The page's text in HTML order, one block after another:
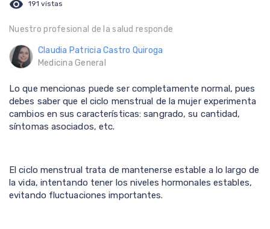
visibility 191 vistas
Nuestro profesional de la salud responde
Claudia Patricia Castro Quiroga
Medicina General
Lo que mencionas puede ser completamente normal, pues
debes saber que el ciclo menstrual de la mujer experimenta
cambios en sus características: sangrado, su cantidad,
síntomas asociados, etc.
El ciclo menstrual trata de mantenerse estable a lo largo de
la vida, intentando tener los niveles hormonales estables,
evitando fluctuaciones importantes.